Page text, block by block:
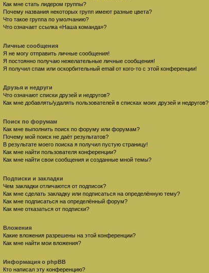
Как мне стать лидером группы?
Почему названия некоторых групп имеют разные цвета?
Что такое группа по умолчанию?
Что означает ссылка «Наша команда»?
Личные сообщения
Я не могу отправить личные сообщения!
Я постоянно получаю нежелательные личные сообщения!
Я получил спам или оскорбительный email от кого-то с этой конференции!
Друзья и недруги
Что означают списки друзей и недругов?
Как мне добавлять/удалять пользователей в списках моих друзей и недругов?
Поиск по форумам
Как мне выполнить поиск по форуму или форумам?
Почему мой поиск не даёт результатов?
В результате моего поиска я получил пустую страницу!
Как мне найти пользователя конференции?
Как мне найти свои сообщения и созданные мной темы?
Подписки и закладки
Чем закладки отличаются от подписок?
Как мне сделать закладку или подписаться на определённую тему?
Как мне подписаться на определённый форум?
Как мне отказаться от подписки?
Вложения
Какие вложения разрешены на этой конференции?
Как мне найти мои вложения?
Информация о phpBB
Кто написал эту конференцию?